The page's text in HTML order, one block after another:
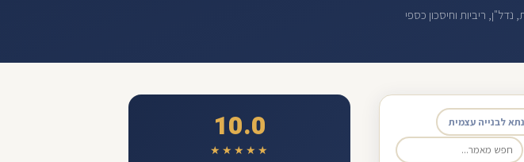
ריביות וחיסכון כספי
לבנייה עצמית 10.0
★★★★★